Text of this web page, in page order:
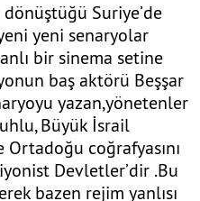
dönüştüğü Suriye’de
yeni senaryolar
bir sinema setine
baş aktörü Beşşar
yazan,yönetenler
Büyük İsrail
coğrafyasını
Devletler’dir .Bu
bazen rejim yanlısı